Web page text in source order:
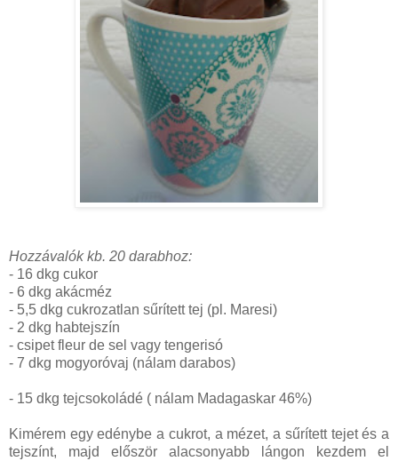
Hozzávalók kb. 20 darabhoz:
- 16 dkg cukor
- 6 dkg akácméz
- 5,5 dkg cukrozatlan sűrített tej (pl. Maresi)
- 2 dkg habtejszín
- csipet fleur de sel vagy tengerisó
- 7 dkg mogyoróvaj (nálam darabos)
- 15 dkg tejcsokoládé ( nálam Madagaskar 46%)
Kimérem egy edénybe a cukrot, a mézet, a sűrített tejet és a
tejszínt, majd először alacsonyabb lángon kezdem el